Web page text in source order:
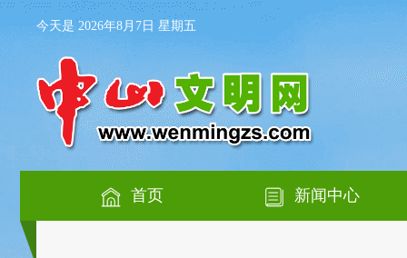
今天是 2026年8月7日 星期五
首页 新闻中心